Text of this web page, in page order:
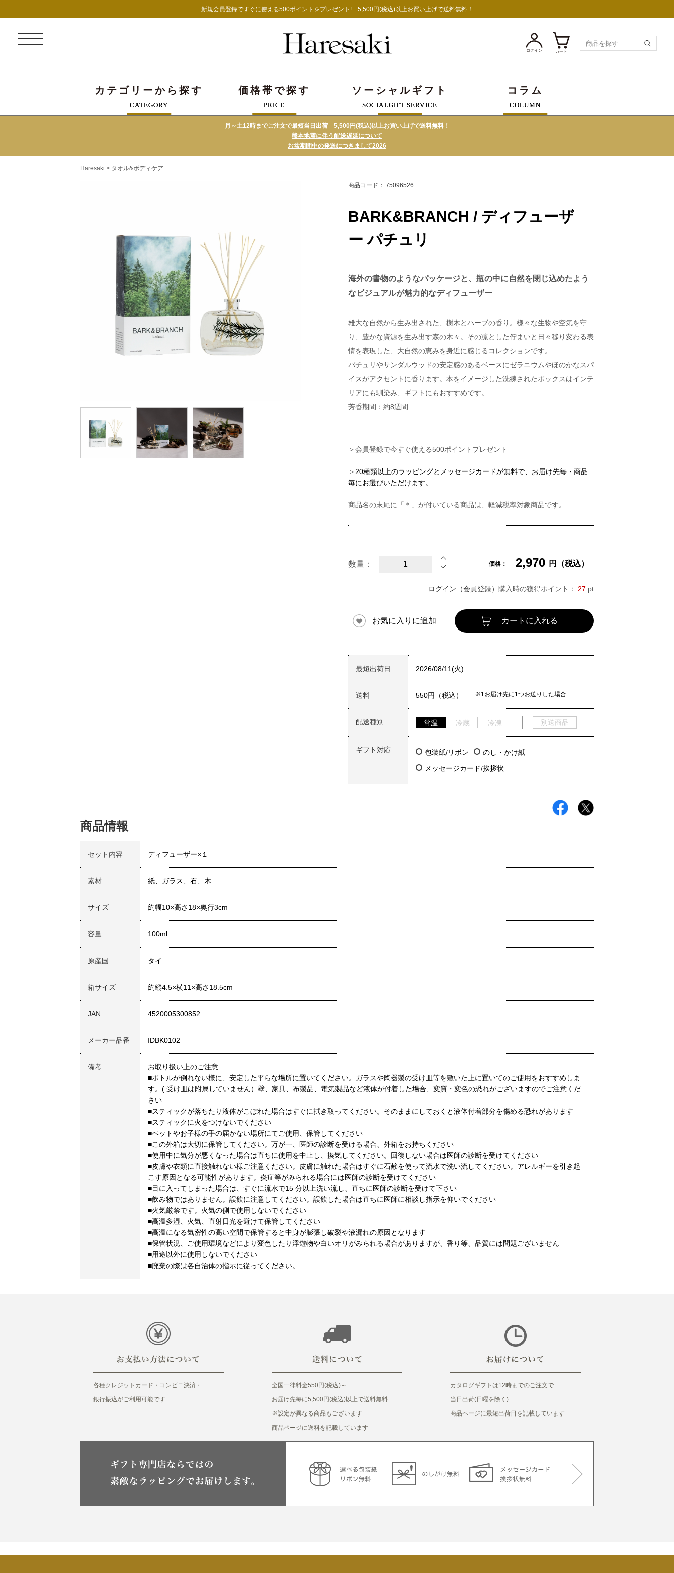
新規会員登録ですぐに使える500ポイントをプレゼント! 5,500円(税込)以上お買い上げで送料無料！
ログイン カート
カテゴリーから探す
CATEGORY
価格帯で探す
PRICE
ソーシャルギフト
SOCIALGIFT SERVICE
コラム
COLUMN
月～土12時までご注文で最短当日出荷 5,500円(税込)以上お買い上げで送料無料！
熊本地震に伴う配送遅延について
お盆期間中の発送につきまして2026
Haresaki > タオル&ボディケア
商品コード： 75096526
BARK&BRANCH / ディフューザ
ー パチュリ
海外の書物のようなパッケージと、瓶の中に自然を閉じ込めたよう
なビジュアルが魅力的なディフューザー
雄大な自然から生み出された、樹木とハーブの香り。様々な生物や空気を守
り、豊かな資源を生み出す森の木々。その凛とした佇まいと日々移り変わる表
情を表現した、大自然の恵みを身近に感じるコレクションです。
パチュリやサンダルウッドの安定感のあるベースにゼラニウムやほのかなスパ
イスがアクセントに香ります。本をイメージした洗練されたボックスはインテ
リアにも馴染み、ギフトにもおすすめです。
芳香期間：約8週間
＞会員登録で今すぐ使える500ポイントプレゼント
＞ 20種類以上のラッピングとメッセージカードが無料で、お届け先毎・商品
毎にお選びいただけます。
商品名の末尾に「＊」が付いている商品は、軽減税率対象商品です。
数量： 価格： 2,970 円（税込）
ログイン（会員登録） 購入時の獲得ポイント： 27 pt
お気に入りに追加 カートに入れる
最短出荷日 2026/08/11(火)
送料 550円（税込） ※1お届け先に1つお送りした場合
配送種別 常温 冷蔵 冷凍 別送商品
ギフト対応 包装紙/リボン
のし・かけ紙
メッセージカード/挨拶状
商品情報
セット内容 ディフューザー×１
素材 紙、ガラス、石、木
サイズ 約幅10×高さ18×奥行3cm
容量 100ml
原産国 タイ
箱サイズ 約縦4.5×横11×高さ18.5cm
JAN 4520005300852
メーカー品番 IDBK0102
備考
お取り扱い上のご注意
■ボトルが倒れない様に、安定した平らな場所に置いてください。ガラスや陶器製の受け皿等を敷いた上に置いてのご使用をおすすめしま
す。( 受け皿は附属していません）壁、家具、布製品、電気製品など液体が付着した場合、変質・変色の恐れがございますのでご注意くだ
さい
■スティックが落ちたり液体がこぼれた場合はすぐに拭き取ってください。そのままにしておくと液体付着部分を傷める恐れがあります
■スティックに火をつけないでください
■ペットやお子様の手の届かない場所にてご使用、保管してください
■この外箱は大切に保管してください。万が一、医師の診断を受ける場合、外箱をお持ちください
■使用中に気分が悪くなった場合は直ちに使用を中止し、換気してください。回復しない場合は医師の診断を受けてください
■皮膚や衣類に直接触れない様ご注意ください。皮膚に触れた場合はすぐに石鹸を使って流水で洗い流してください。アレルギーを引き起
こす原因となる可能性があります。炎症等がみられる場合には医師の診断を受けてください
■目に入ってしまった場合は、すぐに流水で15 分以上洗い流し、直ちに医師の診断を受けて下さい
■飲み物ではありません。誤飲に注意してください。誤飲した場合は直ちに医師に相談し指示を仰いでください
■火気厳禁です。火気の側で使用しないでください
■高温多湿、火気、直射日光を避けて保管してください
■高温になる気密性の高い空間で保管すると中身が膨張し破裂や液漏れの原因となります
■保管状況、ご使用環境などにより変色したり浮遊物や白いオリがみられる場合がありますが、香り等、品質には問題ございません
■用途以外に使用しないでください
■廃棄の際は各自治体の指示に従ってください。
各種クレジットカード・コンビニ決済・
銀行振込がご利用可能です
全国一律料金550円(税込)～
お届け先毎に5,500円(税込)以上で送料無料
※設定が異なる商品もございます
商品ページに送料を記載しています
カタログギフトは12時までのご注文で
当日出荷(日曜を除く)
商品ページに最短出荷日を記載しています